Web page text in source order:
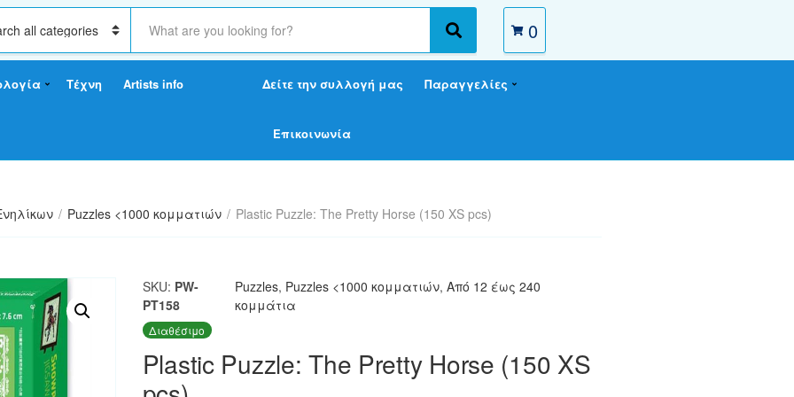
S
a
c
x
S
e
r
0
Τέχνη Artists info Δείτε την συλλογή μας Παραγγελίες
Επικοινωνία
/ Puzzles <1000 κομματιών / Plastic Puzzle: The Pretty Horse (150 XS pcs)
SKU: PW-
PT158
Puzzles, Puzzles <1000 κομματιών, Από 12 έως 240
κομμάτια
Διαθέσιμο
Plastic Puzzle: The Pretty Horse (150 XS